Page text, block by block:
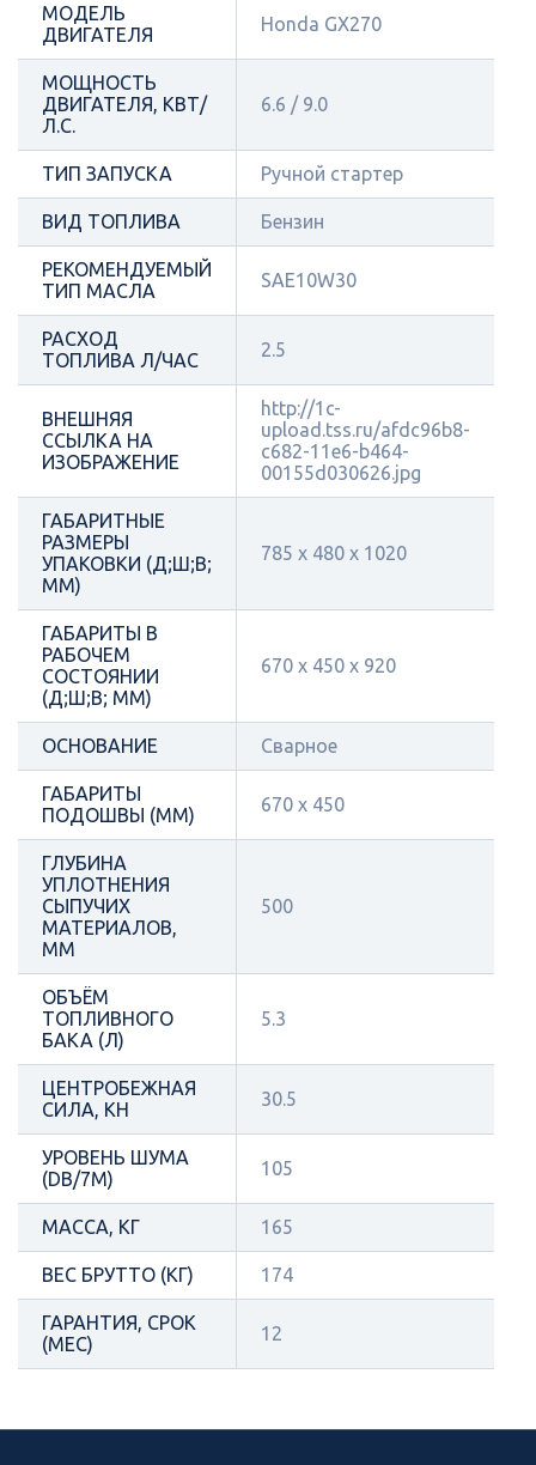
МОДЕЛЬ
ДВИГАТЕЛЯ
Honda GX270
МОЩНОСТЬ
ДВИГАТЕЛЯ, КВТ/
Л.С.
6.6 / 9.0
ТИП ЗАПУСКА Ручной стартер
ВИД ТОПЛИВА Бензин
РЕКОМЕНДУЕМЫЙ
ТИП МАСЛА
SAE10W30
РАСХОД
ТОПЛИВА Л/ЧАС
2.5
ВНЕШНЯЯ
ССЫЛКА НА
ИЗОБРАЖЕНИЕ
http://1c-
upload.tss.ru/afdc96b8-
c682-11e6-b464-
00155d030626.jpg
ГАБАРИТНЫЕ
РАЗМЕРЫ
УПАКОВКИ (Д;Ш;В;
ММ)
785 х 480 х 1020
ГАБАРИТЫ В
РАБОЧЕМ
СОСТОЯНИИ
(Д;Ш;В; ММ)
670 х 450 x 920
ОСНОВАНИЕ Сварное
ГАБАРИТЫ
ПОДОШВЫ (ММ)
670 х 450
ГЛУБИНА
УПЛОТНЕНИЯ
СЫПУЧИХ
МАТЕРИАЛОВ,
ММ
500
ОБЪЁМ
ТОПЛИВНОГО
БАКА (Л)
5.3
ЦЕНТРОБЕЖНАЯ
СИЛА, КН
30.5
УРОВЕНЬ ШУМА
(DB/7М)
105
МАССА, КГ 165
ВЕС БРУТТО (КГ) 174
ГАРАНТИЯ, СРОК
(МЕС)
12